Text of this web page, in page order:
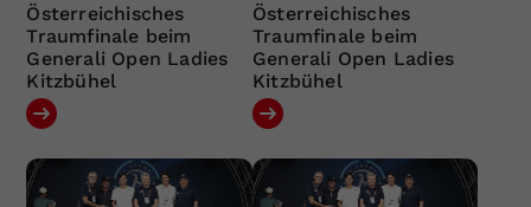
Österreichisches
Traumfinale beim
Generali Open Ladies
Kitzbühel
Österreichisches
Traumfinale beim
Generali Open Ladies
Kitzbühel